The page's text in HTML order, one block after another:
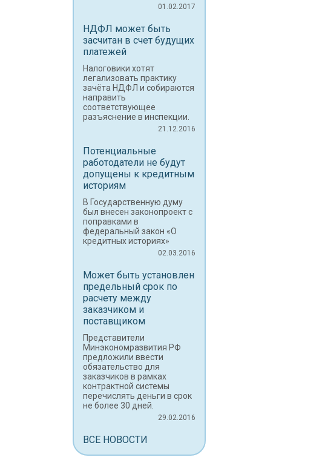
01.02.2017
НДФЛ может быть
засчитан в счет будущих
платежей
Налоговики хотят
легализовать практику
зачёта НДФЛ и собираются
направить
соответствующее
разъяснение в инспекции.
21.12.2016
Потенциальные
работодатели не будут
допущены к кредитным
историям
В Государственную думу
был внесен законопроект с
поправками в
федеральный закон «О
кредитных историях»
02.03.2016
Может быть установлен
предельный срок по
расчету между
заказчиком и
поставщиком
Представители
Минэкономразвития РФ
предложили ввести
обязательство для
заказчиков в рамках
контрактной системы
перечислять деньги в срок
не более 30 дней.
29.02.2016
ВСЕ НОВОСТИ